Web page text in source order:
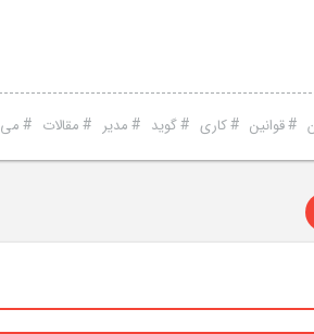
#قوانین #کاری #گوید #مدیر #مقالات #می